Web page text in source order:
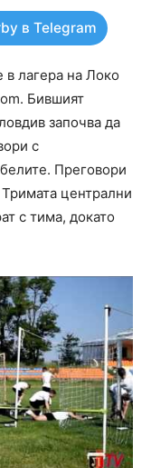
в Telegram
лагера на Локо
Бившият
започва да
с
Преговори
централни
с тима, докато